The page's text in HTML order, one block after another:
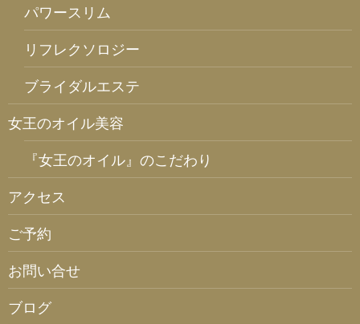
パワースリム
リフレクソロジー
ブライダルエステ
女王のオイル美容
『女王のオイル』のこだわり
アクセス
ご予約
お問い合せ
ブログ